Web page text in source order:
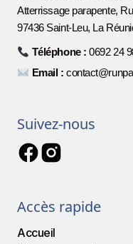
Atterrissage parapente,
97436 Saint-Leu, La
Téléphone : 0692 24
Email :
Suivez-nous
Accès rapide
Accueil